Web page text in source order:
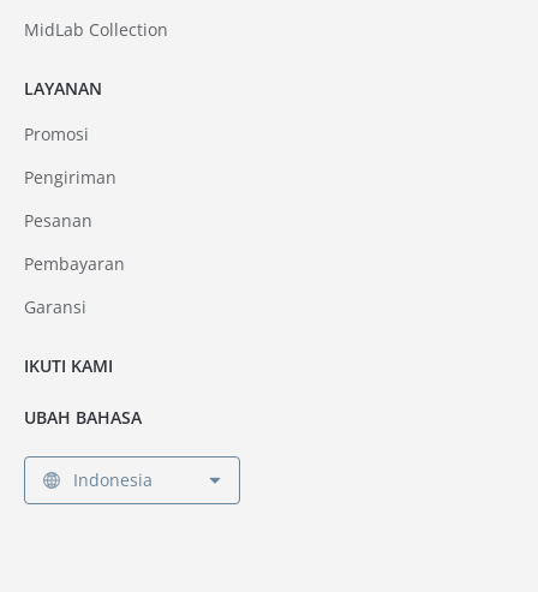
LAYANAN
Promosi
Pengiriman
Pesanan
Pembayaran
Garansi
MidLab Collection
IKUTI KAMI
UBAH BAHASA
Indonesia